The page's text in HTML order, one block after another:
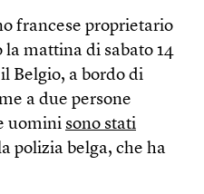
francese proprietario
mattina di sabato 14
Belgio, a bordo di
a due persone
uomini sono stati
polizia belga, che ha